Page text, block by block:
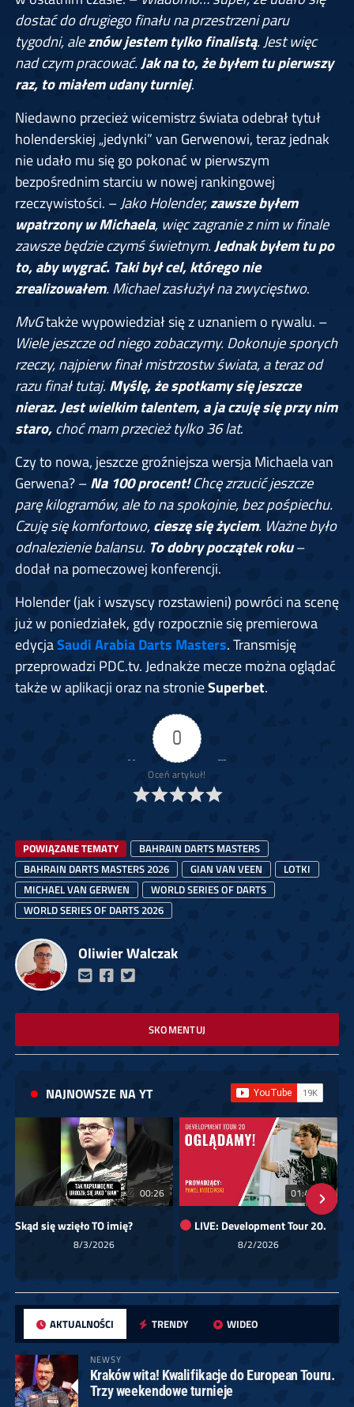
dostać do drugiego finału na przestrzeni paru
tygodni, aleznów jestem tylko finalistą. Jest więc
nad czym pracować.Jak na to, że byłem tu pierwszy
raz, to miałem udany turniej.
Niedawno przecież wicemistrz świata odebrał tytuł
holenderskiej „jedynki” van Gerwenowi, teraz jednak
nie udało mu się go pokonać w pierwszym
bezpośrednim starciu w nowej rankingowej
rzeczywistości. –Jako Holender,zawsze byłem
wpatrzony w Michaela, więc zagranie z nim w finale
zawsze będzie czymś świetnym.Jednak byłem tu po
to, aby wygrać. Taki był cel, którego nie
zrealizowałem. Michael zasłużył na zwycięstwo.
MvGtakże wypowiedział się z uznaniem o rywalu. –
Wiele jeszcze od niego zobaczymy. Dokonuje sporych
rzeczy, najpierw finał mistrzostw świata, a teraz od
razu finał tutaj.Myślę, że spotkamy się jeszcze
nieraz. Jest wielkim talentem, a ja czuję się przy nim
staro,choć mam przecież tylko 36 lat.
Czy to nowa, jeszcze groźniejsza wersja Michaela van
Gerwena? –Na 100 procent!Chcę zrzucić jeszcze
parę kilogramów, ale to na spokojnie, bez pośpiechu.
Czuję się komfortowo,cieszę się życiem. Ważne było
odnalezienie balansu. To dobry początek roku–
dodał na pomeczowej konferencji.
Holender (jak i wszyscy rozstawieni) powróci na scenę
już w poniedziałek, gdy rozpocznie się premierowa
edycjaSaudi Arabia Darts Masters. Transmisję
przeprowadzi PDC.tv. Jednakże mecze można oglądać
także w aplikacji oraz na stronieSuperbet.
0
Oceń artykuł!
POWIĄZANE TEMATY
BAHRAIN DARTS MASTERS
BAHRAIN DARTS MASTERS 2026
GIAN VAN VEEN
LOTKI
MICHAEL VAN GERWEN
WORLD SERIES OF DARTS
WORLD SERIES OF DARTS 2026
Oliwier Walczak
SKOMENTUJ
NAJNOWSZE NA YT
00:26
Skąd się wzięło TO imię?
8/3/2026
01:40:24
LIVE: Development Tour 20.
8/2/2026
AKTUALNOŚCI TRENDY WIDEO
NEWSY
Kraków wita! Kwalifikacje do European Touru.
Trzy weekendowe turnieje